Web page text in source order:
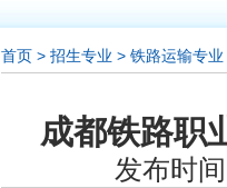
首页 > 招生专业 > 铁路运输专业
成都铁路职
发布时